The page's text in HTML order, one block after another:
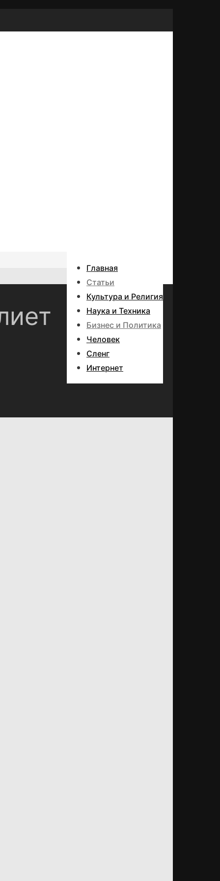
Главная
Статьи
Культура и Религия
Наука и Техника
Бизнес и Политика
Человек
Сленг
Интернет